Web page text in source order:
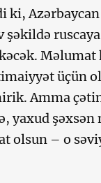
ki,
Məlumat
üçün
Amma
yaxud
olsun – o